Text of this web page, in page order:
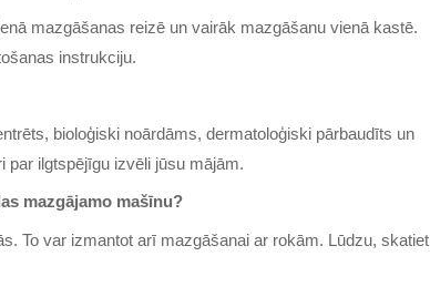
mazgāšanas reizē un vairāk mazgāšanu vienā kastē.
instrukciju.
bioloģiski noārdāms, dermatoloģiski pārbaudīts un
par ilgtspējīgu izvēli jūsu mājām.
mazgājamo mašīnu?
To var izmantot arī mazgāšanai ar rokām. Lūdzu, skatiet